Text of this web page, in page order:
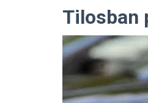
Tilosban